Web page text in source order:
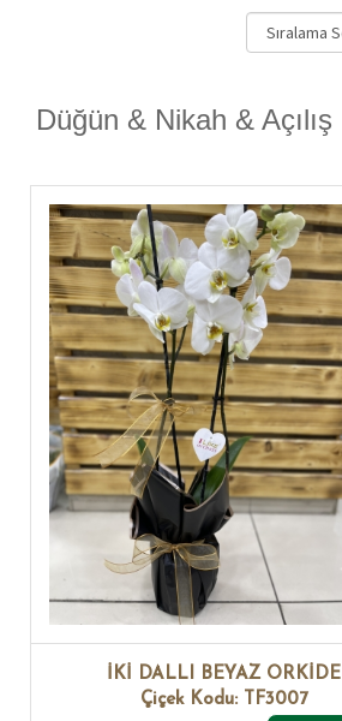
Düğün & Nikah & Açılış
İKİ DALLI BEYAZ ORKİDE
Çiçek Kodu: TF3007